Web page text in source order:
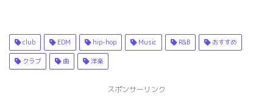
club EDM hip-hop Music R&B おすすめ
クラブ 曲 洋楽
スポンサーリンク